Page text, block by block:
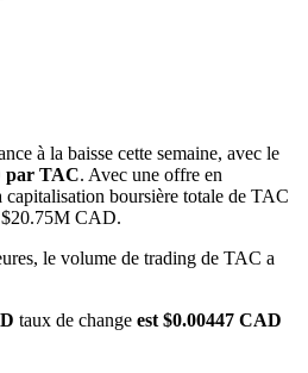
monnaie
forex, métaux précieux et matières
à la baisse cette semaine, avec le
par TAC. Avec une offre en
boursière totale de TAC
$20.75M CAD.
le volume de trading de TAC a
taux de change est $0.00447 CAD